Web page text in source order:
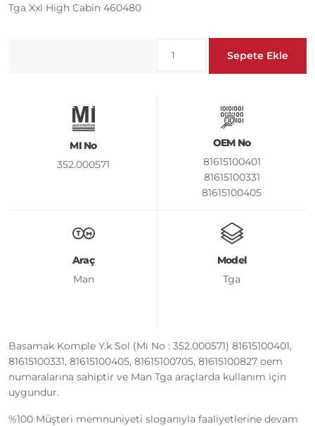
Tga Xxl High Cabin 460480
Sepete Ekle
MI No
352.000571
OEM No
81615100401
81615100331
81615100405
81615100827
Araç
Man
Model
Tga
Basamak Komple Y.k Sol (Mi No : 352.000571) 81615100401,
81615100331, 81615100405, 81615100705, 81615100827 oem
numaralarına sahiptir ve Man Tga araçlarda kullanım için
uygundur.
%100 Müşteri memnuniyeti sloganıyla faaliyetlerine devam